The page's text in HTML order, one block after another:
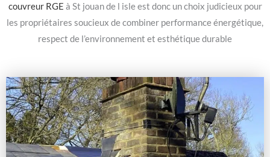
couvreur RGE à St jouan de l isle est donc un choix judicieux pour
les propriétaires soucieux de combiner performance énergétique,
respect de l’environnement et esthétique durable